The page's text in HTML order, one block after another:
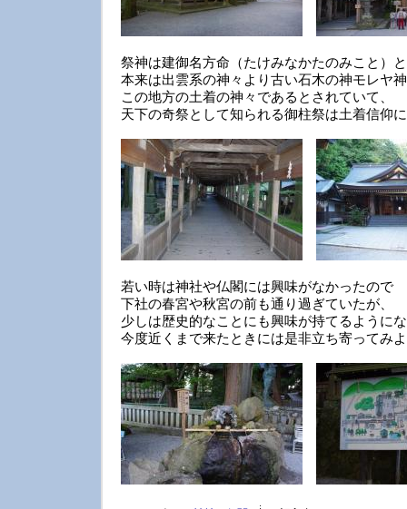
祭神は建御名方命（たけみなかたのみこと）
本来は出雲系の神々より古い石木の神モレヤ
この地方の土着の神々であるとされていて、
天下の奇祭として知られる御柱祭は土着信仰
若い時は神社や仏閣には興味がなかったので
下社の春宮や秋宮の前も通り過ぎていたが、
少しは歴史的なことにも興味が持てるように
今度近くまで来たときには是非立ち寄ってみ